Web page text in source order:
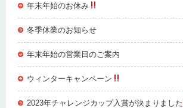
年末年始のお休み
冬季休業のお知らせ
年末年始の営業日のご案内
ウィンターキャンペーン
2023年チャレンジカップ入賞が決まりました